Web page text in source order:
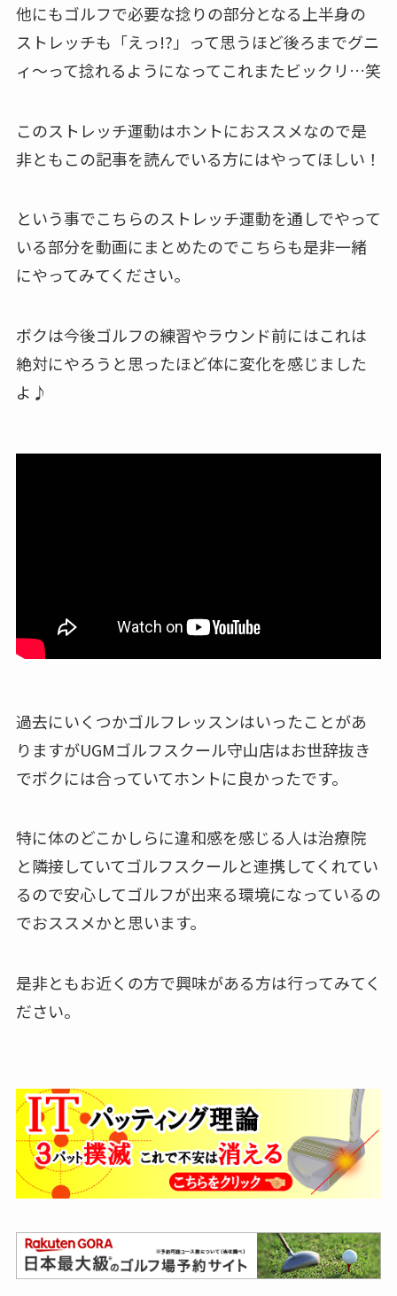
他にもゴルフで必要な捻りの部分となる上半身の
ストレッチも「えっ!?」って思うほど後ろまでグニ
ィ～って捻れるようになってこれまたビックリ…笑
このストレッチ運動はホントにおススメなので是
非ともこの記事を読んでいる方にはやってほしい！
という事でこちらのストレッチ運動を通しでやって
いる部分を動画にまとめたのでこちらも是非一緒
にやってみてください。
ボクは今後ゴルフの練習やラウンド前にはこれは
絶対にやろうと思ったほど体に変化を感じました
よ♪
過去にいくつかゴルフレッスンはいったことがあ
りますがUGMゴルフスクール守山店はお世辞抜き
でボクには合っていてホントに良かったです。
特に体のどこかしらに違和感を感じる人は治療院
と隣接していてゴルフスクールと連携してくれてい
るので安心してゴルフが出来る環境になっているの
でおススメかと思います。
是非ともお近くの方で興味がある方は行ってみてく
ださい。